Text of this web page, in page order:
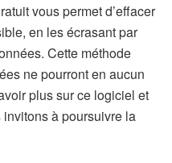
vous permet d’effacer
en les écrasant par
Cette méthode
ne pourront en aucun
plus sur ce logiciel et
à poursuivre la